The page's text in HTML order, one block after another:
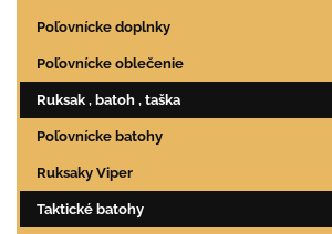
Poľovnícke doplnky
Poľovnícke oblečenie
Ruksak , batoh , taška
Poľovnícke batohy
Ruksaky Viper
Taktické batohy